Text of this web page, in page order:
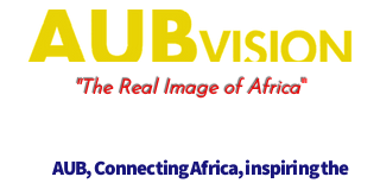
"The Real Image of Africa"
AUB, Connecting Africa, inspiring the